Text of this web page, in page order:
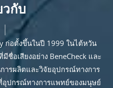
วกับ
ก่อตั้งขึ้นในปี 1999 ในไต้หวัน
ชื่อเสียงอย่าง BeneCheck และ
ารผลิตและวิจัยอุปกรณ์ทางการ
อุปกรณ์ทางการแพทย์ของมนุษย์